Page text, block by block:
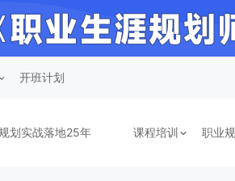
开班计划
划实战落地25年 课程培训 职业